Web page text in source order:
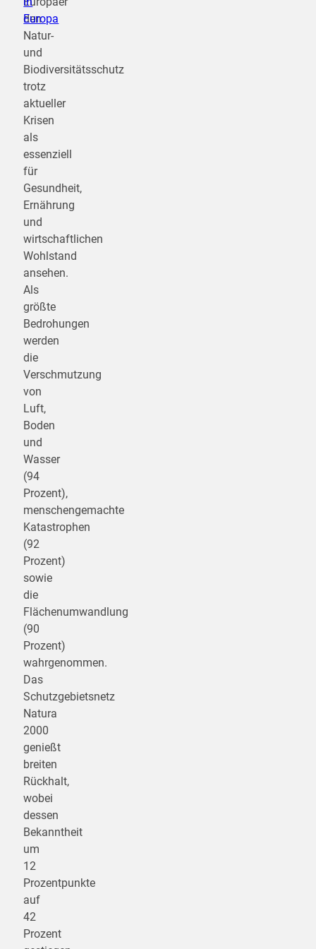
den
Natur-
und
Biodiversitätsschutz
trotz
aktueller
Krisen
als
essenziell
für
Gesundheit,
Ernährung
und
wirtschaftlichen
Wohlstand
ansehen.
Als
größte
Bedrohungen
werden
die
Verschmutzung
von
Luft,
Boden
und
Wasser
(94
Prozent),
menschengemachte
Katastrophen
(92
Prozent)
sowie
die
Flächenumwandlung
(90
Prozent)
wahrgenommen.
Das
Schutzgebietsnetz
Natura
2000
genießt
breiten
Rückhalt,
wobei
dessen
Bekanntheit
um
12
Prozentpunkte
auf
42
Prozent
Europa